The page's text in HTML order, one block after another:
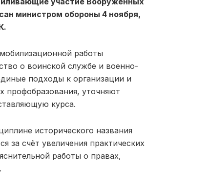
министром обороны 4 ноября,
работы
о воинской службе и военно-
подходы к организации и
уточняют
курса.
исторического названия
за счёт увеличения практических
работы о правах,